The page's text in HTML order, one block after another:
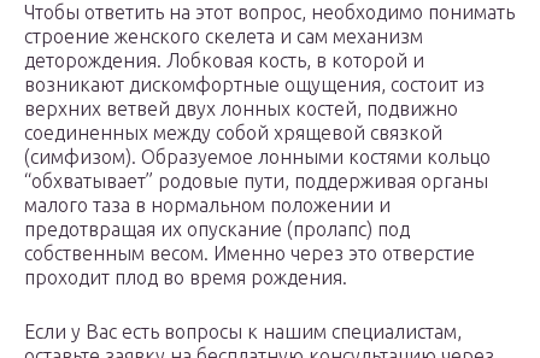
Чтобы ответить на этот вопрос, необходимо понимать
строение женского скелета и сам механизм
деторождения. Лобковая кость, в которой и
возникают дискомфортные ощущения, состоит из
верхних ветвей двух лонных костей, подвижно
соединенных между собой хрящевой связкой
(симфизом). Образуемое лонными костями кольцо
“обхватывает” родовые пути, поддерживая органы
малого таза в нормальном положении и
предотвращая их опускание (пролапс) под
собственным весом. Именно через это отверстие
проходит плод во время рождения.
Если у Вас есть вопросы к нашим специалистам,